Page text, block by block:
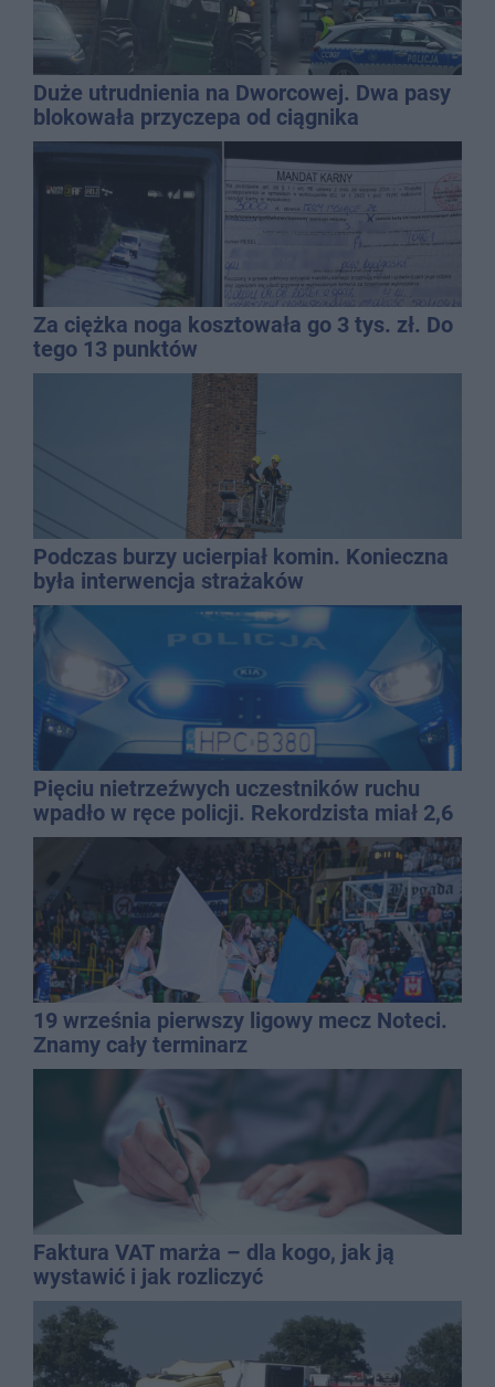
Duże utrudnienia na Dworcowej. Dwa pasy
blokowała przyczepa od ciągnika
Za ciężka noga kosztowała go 3 tys. zł. Do
tego 13 punktów
Podczas burzy ucierpiał komin. Konieczna
była interwencja strażaków
Pięciu nietrzeźwych uczestników ruchu
wpadło w ręce policji. Rekordzista miał 2,6
promila
19 września pierwszy ligowy mecz Noteci.
Znamy cały terminarz
Faktura VAT marża – dla kogo, jak ją
wystawić i jak rozliczyć